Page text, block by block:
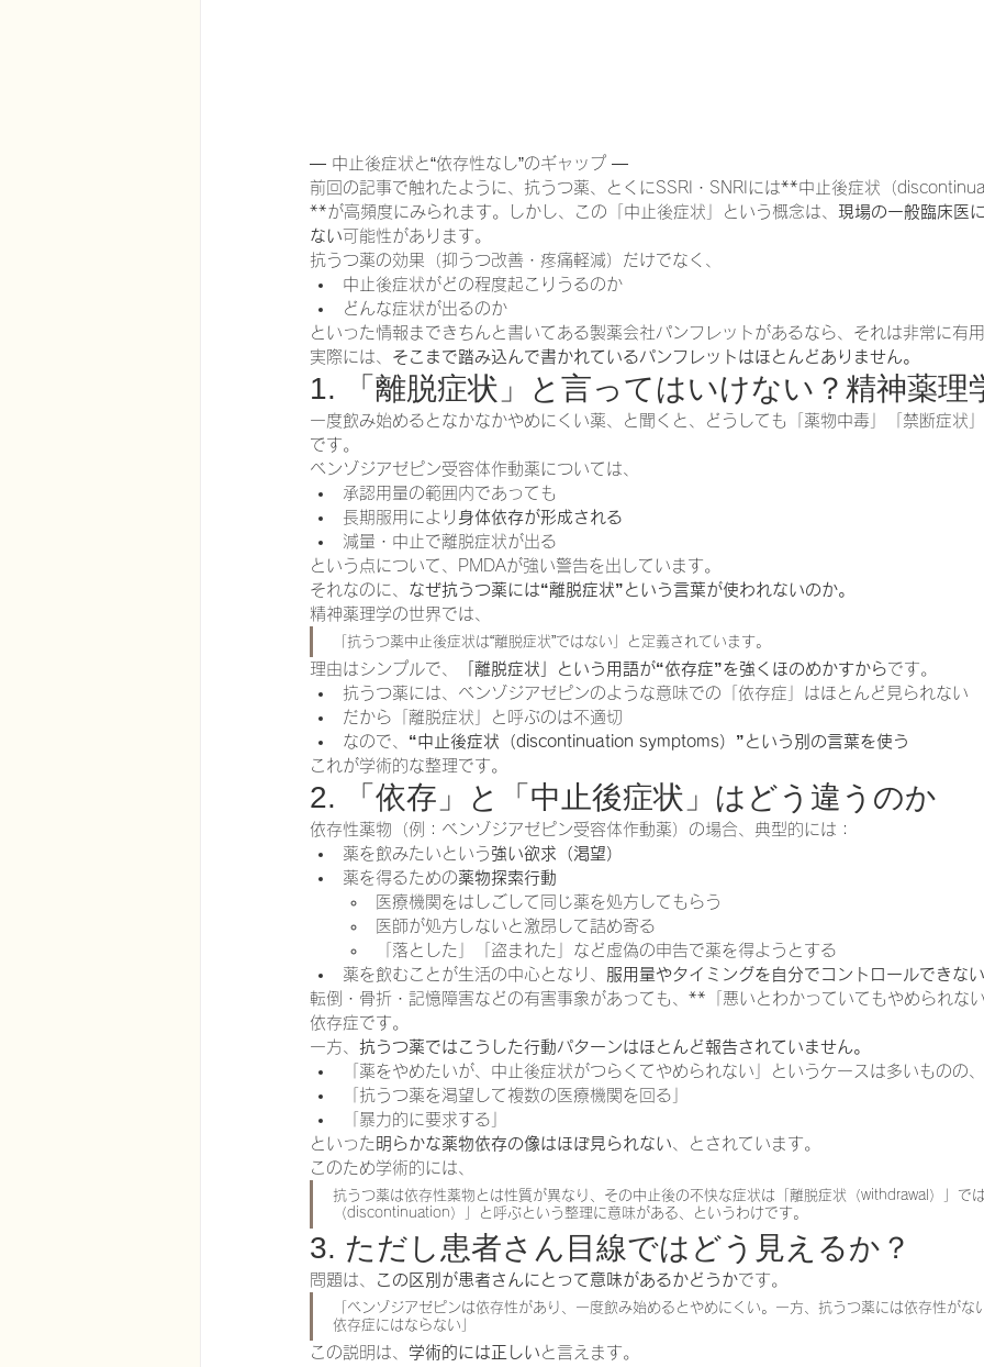
— 中止後症状と“依存性なし”のギャップ —
前回の記事で触れたように、抗うつ薬、とくにSSRI・SNRIには**中止後症状（
**が高頻度にみられます。しかし、この「中止後症状」という概念は、 現場の一般臨床医
ない 可能性があります。
抗うつ薬の効果（抑うつ改善・疼痛軽減）だけでなく、
中止後症状がどの程度起こりうるのか
どんな症状が出るのか
といった情報まできちんと書いてある製薬会社パンフレットがあるなら、それは非常に有
実際には、 そこまで踏み込んで書かれているパンフレットはほとんどありません。
1. 「離脱症状」と言ってはいけない？精神薬理
一度飲み始めるとなかなかやめにくい薬、と聞くと、どうしても「薬物中毒」「禁断症状
です。
ベンゾジアゼピン受容体作動薬については、
承認用量の範囲内であっても
長期服用により 身体依存が形成される
減量・中止で離脱症状が出る
という点について、PMDAが強い警告を出しています。
それなのに、 なぜ抗うつ薬には“離脱症状”という言葉が使われないのか。
精神薬理学の世界では、
「抗うつ薬中止後症状は“離脱症状”ではない」と定義されています。
理由はシンプルで、 「離脱症状」という用語が“依存症”を強くほのめかすからです。
抗うつ薬には、ベンゾジアゼピンのような意味での「依存症」はほとんど見られない
だから「離脱症状」と呼ぶのは不適切
なので、 “中止後症状（discontinuation symptoms）”という別の言葉を使う
これが学術的な整理です。
2. 「依存」と「中止後症状」はどう違うのか
依存性薬物（例：ベンゾジアゼピン受容体作動薬）の場合、典型的には：
薬を飲みたいという 強い欲求（渇望）
薬を得るための薬物探索行動
医療機関をはしごして同じ薬を処方してもらう
医師が処方しないと激昂して詰め寄る
「落とした」「盗まれた」など虚偽の申告で薬を得ようとする
薬を飲むことが生活の中心となり、 服用量やタイミングを自分でコントロールできない
転倒・骨折・記憶障害などの有害事象があっても、**「悪いとわかっていてもやめられな
依存症です。
一方、 抗うつ薬ではこうした行動パターンはほとんど報告されていません。
「薬をやめたいが、中止後症状がつらくてやめられない」というケースは多いものの、
「抗うつ薬を渇望して複数の医療機関を回る」
「暴力的に要求する」
といった 明らかな薬物依存の像はほぼ見られない、とされています。
このため学術的には、
抗うつ薬は依存性薬物とは性質が異なり、その中止後の不快な症状は「離脱症状（withdrawal）」で
（discontinuation）」と呼ぶという整理に意味がある、というわけです。
3. ただし患者さん目線ではどう見えるか？
問題は、 この区別が患者さんにとって意味があるかどうかです。
「ベンゾジアゼピンは依存性があり、一度飲み始めるとやめにくい。一方、抗うつ薬には依存性がな
依存症にはならない」
この説明は、 学術的には正しい と言えます。